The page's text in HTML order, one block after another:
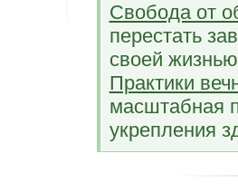
Свобода от
перестать
своей
Практики
масштабная
укрепления